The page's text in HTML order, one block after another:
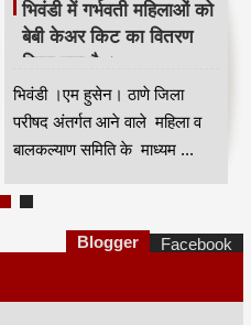
भिवंडी में गर्भवती महिलाओं को
बेबी केअर किट का वितरण
किया गया है ।
भिवंडी ।एम हुसेन। ठाणे जिला
परीषद अंतर्गत आने वाले महिला व
बालकल्याण समिति के माध्यम ...
Blogger Facebook